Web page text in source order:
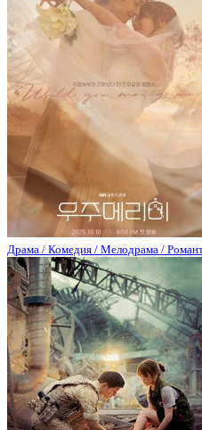
Драма / Комедия / Мелодрама /